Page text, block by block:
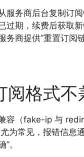
服务商后台复制订
过期，续费后获取
务商提供”重置订阅
阅格式不
容（fake-ip 与
为常见，报错信息
。